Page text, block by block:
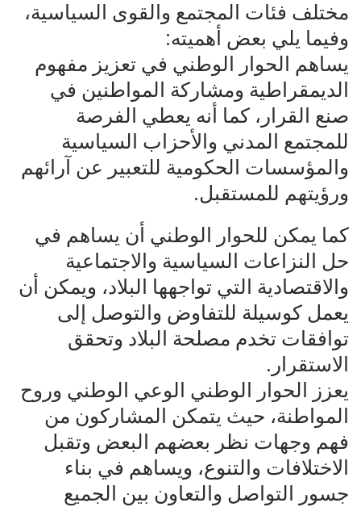
مختلف فئات المجتمع والقوى السياسية،
وفيما يلي بعض أهميته:
يساهم الحوار الوطني في تعزيز مفهوم
الديمقراطية ومشاركة المواطنين في
صنع القرار، كما أنه يعطي الفرصة
للمجتمع المدني والأحزاب السياسية
والمؤسسات الحكومية للتعبير عن آرائهم
ورؤيتهم للمستقبل.
كما يمكن للحوار الوطني أن يساهم في
حل النزاعات السياسية والاجتماعية
والاقتصادية التي تواجهها البلاد، ويمكن أن
يعمل كوسيلة للتفاوض والتوصل إلى
توافقات تخدم مصلحة البلاد وتحقق
الاستقرار.
يعزز الحوار الوطني الوعي الوطني وروح
المواطنة، حيث يتمكن المشاركون من
فهم وجهات نظر بعضهم البعض وتقبل
الاختلافات والتنوع، ويساهم في بناء
جسور التواصل والتعاون بين الجميع